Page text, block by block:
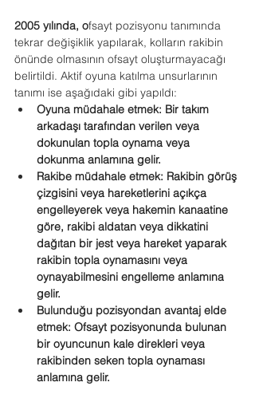
2005 yılında, ofsayt pozisyonu tanımında
tekrar değişiklik yapılarak, kolların rakibin
önünde olmasının ofsayt oluşturmayacağı
belirtildi. Aktif oyuna katılma unsurlarının
tanımı ise aşağıdaki gibi yapıldı:
Oyuna müdahale etmek: Bir takım
arkadaşı tarafından verilen veya
dokunulan topla oynama veya
dokunma anlamına gelir.
Rakibe müdahale etmek: Rakibin görüş
çizgisini veya hareketlerini açıkça
engelleyerek veya hakemin kanaatine
göre, rakibi aldatan veya dikkatini
dağıtan bir jest veya hareket yaparak
rakibin topla oynamasını veya
oynayabilmesini engelleme anlamına
gelir.
Bulunduğu pozisyondan avantaj elde
etmek: Ofsayt pozisyonunda bulunan
bir oyuncunun kale direkleri veya
rakibinden seken topla oynaması
anlamına gelir.